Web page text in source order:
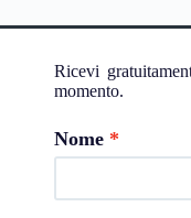
Ricevi
momento.
Nome